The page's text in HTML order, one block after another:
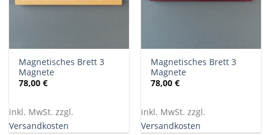
Magnetisches Brett 3
Magnete
78,00€
inkl. MwSt. zzgl.
Versandkosten
Magnetisches Brett 3
Magnete
78,00€
inkl. MwSt. zzgl.
Versandkosten